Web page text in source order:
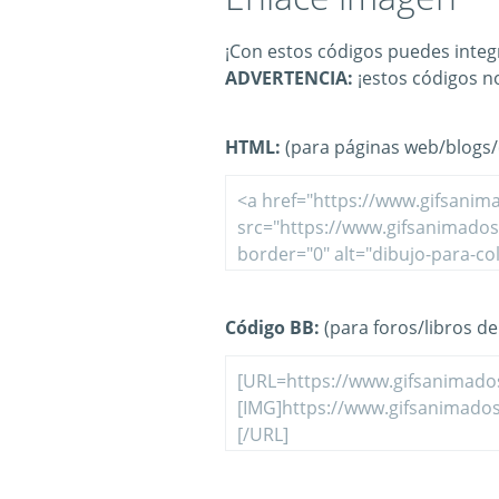
¡Con estos códigos puedes
ADVERTENCIA: ¡estos códigos
HTML: (para páginas web/
Código BB: (para foros/libros